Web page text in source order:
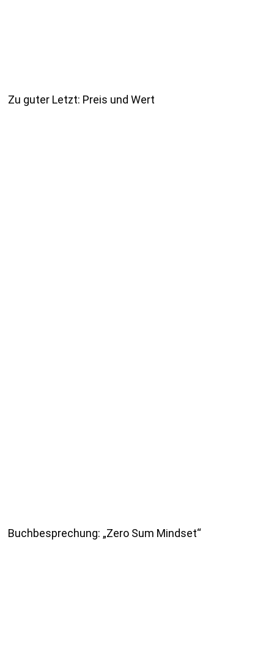
Zu guter Letzt: Preis und Wert
Buchbesprechung: „Zero Sum Mindset“